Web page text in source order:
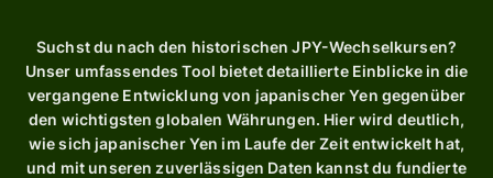
Suchst du nach den historischen JPY-Wechselkursen?
Unser umfassendes Tool bietet detaillierte Einblicke in die
vergangene Entwicklung von japanischer Yen gegenüber
den wichtigsten globalen Währungen. Hier wird deutlich,
wie sich japanischer Yen im Laufe der Zeit entwickelt hat,
und mit unseren zuverlässigen Daten kannst du fundierte